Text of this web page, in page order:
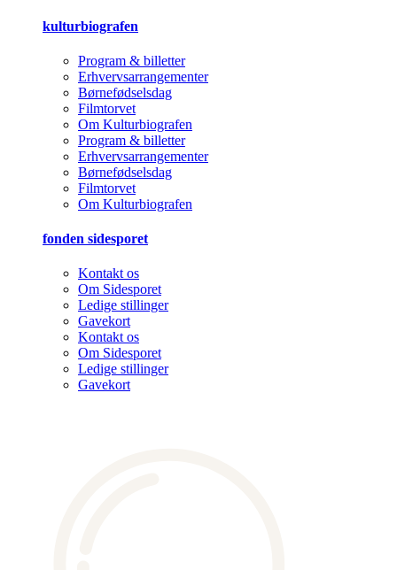
kulturbiografen
Program & billetter
Erhvervsarrangementer
Børnefødselsdag
Filmtorvet
Om Kulturbiografen
Program & billetter
Erhvervsarrangementer
Børnefødselsdag
Filmtorvet
Om Kulturbiografen
fonden sidesporet
Kontakt os
Om Sidesporet
Ledige stillinger
Gavekort
Kontakt os
Om Sidesporet
Ledige stillinger
Gavekort